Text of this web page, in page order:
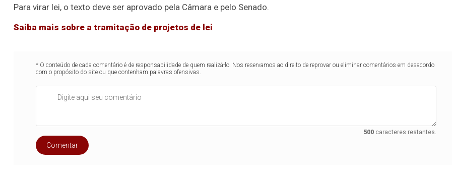
Para virar lei, o texto deve ser aprovado pela Câmara e pelo Senado.
Saiba mais sobre a tramitação de projetos de lei
* O conteúdo de cada comentário é de responsabilidade de quem realizá-lo. Nos reservamos ao direito de reprovar ou eliminar comentários em desacordo
com o propósito do site ou que contenham palavras ofensivas.
500caracteres restantes.
Comentar